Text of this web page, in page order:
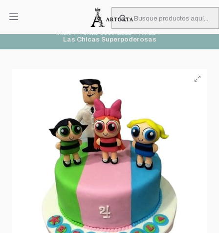
PIDA CON MUCHA ANTICIPACIÓN
Inicio Tortas decoradas
Niñas
Las Chicas Superpoderosas